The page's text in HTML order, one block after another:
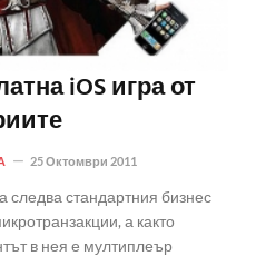
iOS игра от
25 Октомври 2011
следва стандартния бизнес
а както
в нея е мултиплеър